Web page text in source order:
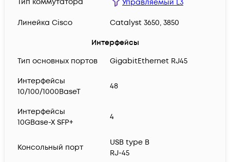
Управляемый L3
Линейка Cisco Catalyst 3650, 3850
Интерфейсы
Тип основных портов
GigabitEthernet RJ45
Интерфейсы
10/100/1000BaseT
48
Интерфейсы
10GBase-X SFP+
4
Консольный порт
USB type B
RJ-45